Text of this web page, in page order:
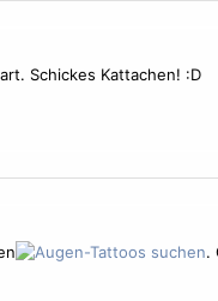
Schickes Kattachen! :D
.